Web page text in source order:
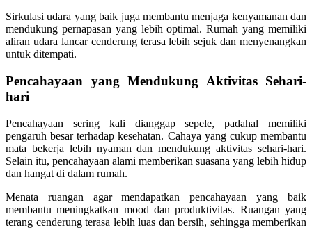
Sirkulasi udara yang baik juga membantu menjaga kenyamanan dan
mendukung pernapasan yang lebih optimal. Rumah yang memiliki
aliran udara lancar cenderung terasa lebih sejuk dan menyenangkan
untuk ditempati.
Pencahayaan yang Mendukung Aktivitas Sehari-
hari
Pencahayaan sering kali dianggap sepele, padahal memiliki
pengaruh besar terhadap kesehatan. Cahaya yang cukup membantu
mata bekerja lebih nyaman dan mendukung aktivitas sehari-hari.
Selain itu, pencahayaan alami memberikan suasana yang lebih hidup
dan hangat di dalam rumah.
Menata ruangan agar mendapatkan pencahayaan yang baik
membantu meningkatkan mood dan produktivitas. Ruangan yang
terang cenderung terasa lebih luas dan bersih, sehingga memberikan